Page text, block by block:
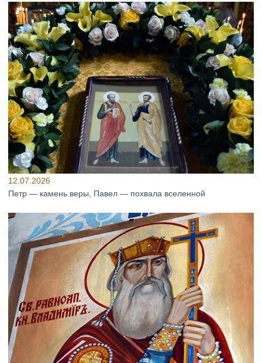
12.07.2026
Петр — камень веры, Павел — похвала вселенной